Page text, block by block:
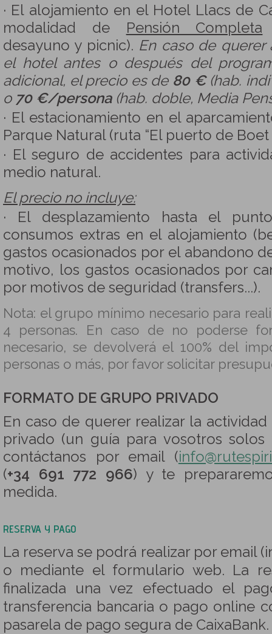
· El alojamiento en el Hotel Llacs de
modalidad de Pensión Completa
desayuno y picnic). En caso de querer
el hotel antes o después del
adicional, el precio es de 80 €(hab.
o 70 €/persona(hab. doble, Media
· El estacionamiento en el
Parque Natural (ruta “El puerto de Boet
· El seguro de accidentes para
medio natural.
El precio no incluye:
· El desplazamiento hasta el
consumos extras en el alojamiento
gastos ocasionados por el abandono
motivo, los gastos ocasionados por
por motivos de seguridad (transfers...).
Nota: el grupo mínimo necesario para
4 personas. En caso de no poderse
necesario, se devolverá el 100% del
personas o más, por favor solicitar
FORMATO DE GRUPO PRIVADO
En caso de querer realizar la
privado (un guía para vosotros solos
contáctanos por email (
(+34 691 772 966) y te
medida.
RESERVA Y PAGO
La reserva se podrá realizar por email
o mediante el formulario web. La
finalizada una vez efectuado el
transferencia bancaria o pago online
pasarela de pago segura de CaixaBank.